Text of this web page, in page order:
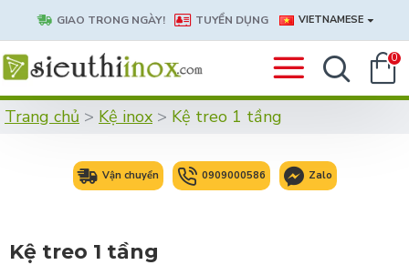
GIAO TRONG NGÀY! TUYỂN DỤNG VIETNAMESE
0
Trang chủ Kệ inox Kệ treo 1 tầng
Vận chuyển 0909000586 Zalo
Kệ treo 1 tầng